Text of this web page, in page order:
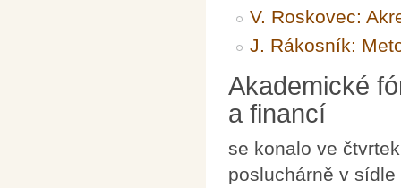
V. Roskovec:
J. Rákosník:
Akademické
a financí
se konalo ve
posluchárně v